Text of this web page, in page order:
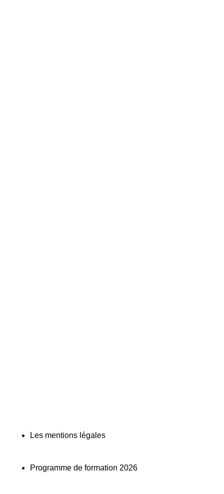
Les mentions légales
Programme de formation 2026